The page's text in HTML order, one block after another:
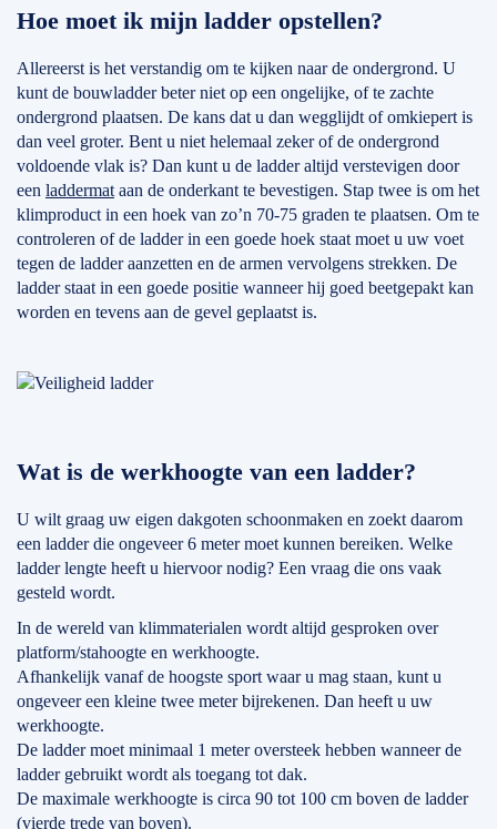
Hoe moet ik mijn ladder opstellen?
Allereerst is het verstandig om te kijken naar de ondergrond. U
kunt de bouwladder beter niet op een ongelijke, of te zachte
ondergrond plaatsen. De kans dat u dan wegglijdt of omkiepert is
dan veel groter. Bent u niet helemaal zeker of de ondergrond
voldoende vlak is? Dan kunt u de ladder altijd verstevigen door
een laddermat aan de onderkant te bevestigen. Stap twee is om het
klimproduct in een hoek van zo’n 70-75 graden te plaatsen. Om te
controleren of de ladder in een goede hoek staat moet u uw voet
tegen de ladder aanzetten en de armen vervolgens strekken. De
ladder staat in een goede positie wanneer hij goed beetgepakt kan
worden en tevens aan de gevel geplaatst is.
Wat is de werkhoogte van een ladder?
U wilt graag uw eigen dakgoten schoonmaken en zoekt daarom
een ladder die ongeveer 6 meter moet kunnen bereiken. Welke
ladder lengte heeft u hiervoor nodig? Een vraag die ons vaak
gesteld wordt.
In de wereld van klimmaterialen wordt altijd gesproken over
platform/stahoogte en werkhoogte.
Afhankelijk vanaf de hoogste sport waar u mag staan, kunt u
ongeveer een kleine twee meter bijrekenen. Dan heeft u uw
werkhoogte.
De ladder moet minimaal 1 meter oversteek hebben wanneer de
ladder gebruikt wordt als toegang tot dak.
De maximale werkhoogte is circa 90 tot 100 cm boven de ladder
(vierde trede van boven).